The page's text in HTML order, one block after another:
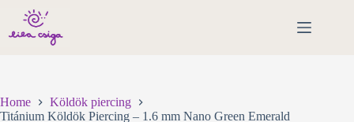
content
Home
Köldök piercing
Titánium Köldök Piercing – 1.6 mm Nano Green Emerald